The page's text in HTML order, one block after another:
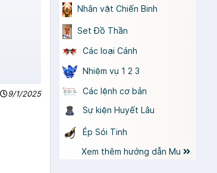
9/1/2025
Nhân vật Chiến Binh
Set Đồ Thần
Các loại Cánh
Nhiệm vụ 1 2 3
Các lệnh cơ bản
Sự kiện Huyết Lâu
Ép Sói Tinh
Xem thêm hướng dẫn Mu